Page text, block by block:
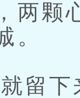
两颗
。
留下